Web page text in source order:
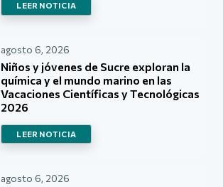
LEER NOTICIA
agosto 6, 2026
Niños y jóvenes de Sucre exploran la
química y el mundo marino en las
Vacaciones Científicas y Tecnológicas
2026
LEER NOTICIA
agosto 6, 2026